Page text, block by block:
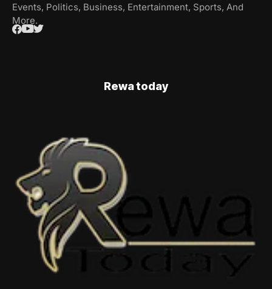
Events, Politics, Business, Entertainment, Sports, And
More.
Rewa today